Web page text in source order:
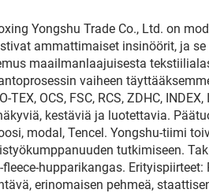
Yongshu Trade Co., Ltd. on
ammattimaiset insinöörit, ja
maailmanlaajuisesta
vaiheen
TEX, OCS, FSC, RCS, ZDHC,
kestäviä ja luotettavia.
modal, Tencel. Yongshu-tiimi
tutkimiseen.
fleece-hupparikangas.
erinomaisen pehmeä,